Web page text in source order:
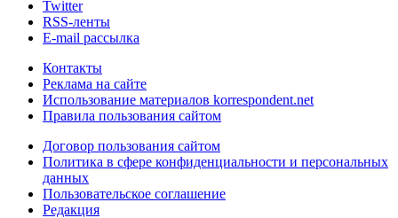
Twitter
RSS-ленты
E-mail рассылка
Контакты
Реклама на сайте
Использование материалов korrespondent.net
Правила пользования сайтом
Договор пользования сайтом
Политика в сфере конфиденциальности и персональных
данных
Пользовательское соглашение
Редакция